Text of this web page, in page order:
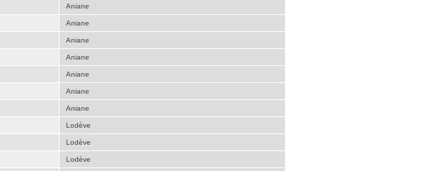
Aniane
Aniane
Aniane
Aniane
Aniane
Aniane
Aniane
Lodève
Lodève
Lodève